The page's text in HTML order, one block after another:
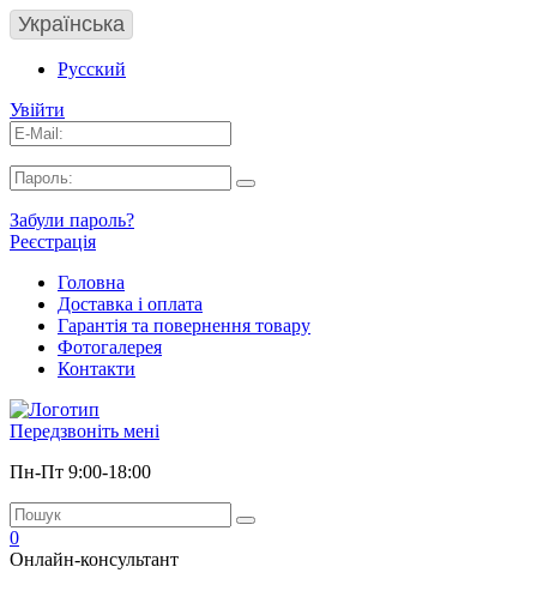
Українська
Русский
Увійти
Забули пароль?
Реєстрація
Головна
Доставка і оплата
Гарантія та повернення товару
Фотогалерея
Контакти
Передзвоніть мені
Пн-Пт 9:00-18:00
0
Онлайн-консультант